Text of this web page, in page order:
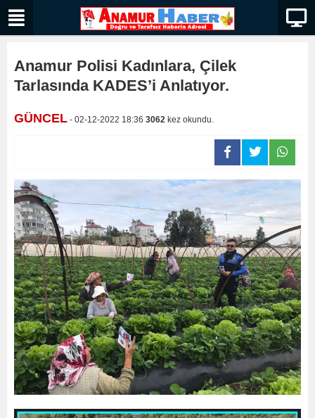
Anamur Polisi Kadınlara, Çilek
Tarlasında KADES’i Anlatıyor.
GÜNCEL - 02-12-2022 18:36 3062 kez okundu.